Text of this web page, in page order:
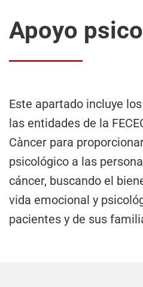
Apoyo
Este apartado incluye
las entidades de la
Càncer para
psicológico a las
cáncer, buscando el
vida emocional y
pacientes y de sus